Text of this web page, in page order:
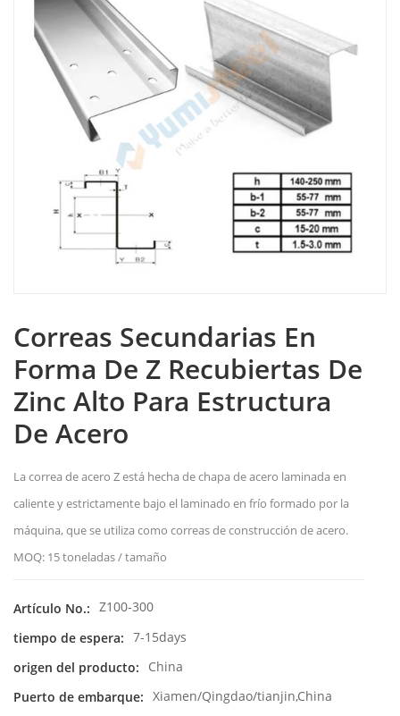
Correas Secundarias En
Forma De Z Recubiertas De
Zinc Alto Para Estructura
De Acero
La correa de acero Z está hecha de chapa de acero laminada en
caliente y estrictamente bajo el laminado en frío formado por la
máquina, que se utiliza como correas de construcción de acero.
MOQ: 15 toneladas / tamaño
Artículo No.: Z100-300
tiempo de espera: 7-15days
origen del producto:
China
Puerto de embarque: Xiamen/Qingdao/tianjin,China